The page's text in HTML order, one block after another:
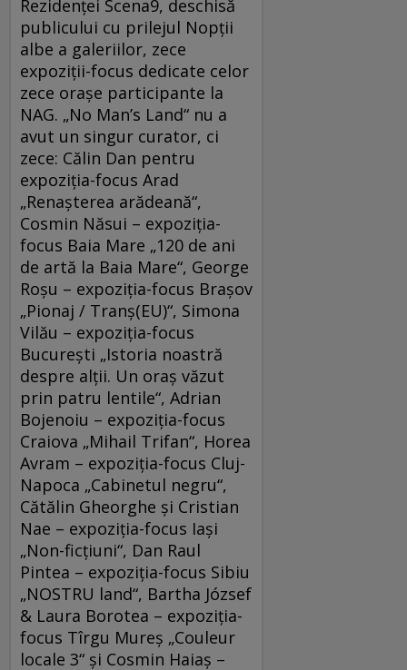
Rezidenței Scena9, deschisă
publicului cu prilejul Nopții
albe a galeriilor, zece
expoziții-focus dedicate celor
zece orașe participante la
NAG. „No Man’s Land“ nu a
avut un singur curator, ci
zece: Călin Dan pentru
expoziția-focus Arad
„Renașterea arădeană“,
Cosmin Năsui – expoziția-
focus Baia Mare „120 de ani
de artă la Baia Mare“, George
Roșu – expoziția-focus Brașov
„Pionaj / Tranș(EU)“, Simona
Vilău – expoziția-focus
București „Istoria noastră
despre alții. Un oraș văzut
prin patru lentile“, Adrian
Bojenoiu – expoziția-focus
Craiova „Mihail Trifan“, Horea
Avram – expoziția-focus Cluj-
Napoca „Cabinetul negru“,
Cătălin Gheorghe și Cristian
Nae – expoziția-focus Iași
„Non-ficțiuni“, Dan Raul
Pintea – expoziția-focus Sibiu
„NOSTRU land“, Bartha József
& Laura Borotea – expoziția-
focus Tîrgu Mureș „Couleur
locale 3“ și Cosmin Haiaș –